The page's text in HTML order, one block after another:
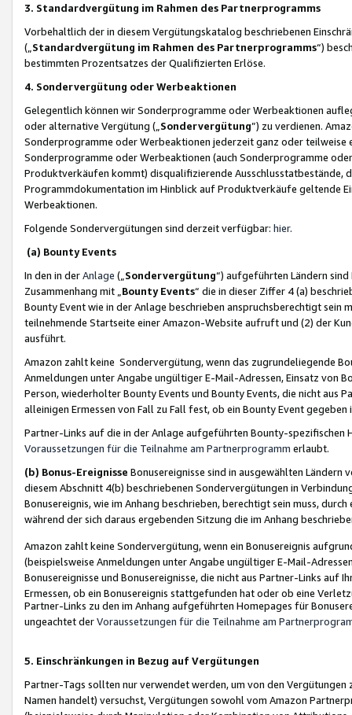
3. Standardvergütung im Rahmen des Partnerprogramms
Vorbehaltlich der in diesem Vergütungskatalog beschriebenen
(„ Standardvergütung im Rahmen des Partnerprogramms“)
bestimmten Prozentsatzes der Qualifizierten Erlöse.
4. Sondervergütung oder Werbeaktionen
Gelegentlich können wir Sonderprogramme oder Werbeaktionen
oder alternative Vergütung („ Sondervergütung”) zu verdienen.
Sonderprogramme oder Werbeaktionen jederzeit ganz oder
Sonderprogramme oder Werbeaktionen (auch Sonderprogramme
Produktverkäufen kommt) disqualifizierende Ausschlusstatbestände,
Programmdokumentation im Hinblick auf Produktverkäufe geltende
Werbeaktionen.
Folgende Sondervergütungen sind derzeit verfügbar: hier.
(a) Bounty Events
In den in derAnlage („ Sondervergütung“) aufgeführten Ländern
Zusammenhang mit „ Bounty Events“ die in dieser Ziffer 4 (a)
Bounty Event wie in der Anlage beschrieben anspruchsberechtigt sein
teilnehmende Startseite einer Amazon-Website aufruft und (2) der
ausführt.
Amazon zahlt keine Sondervergütung, wenn das zugrundeliegende
Anmeldungen unter Angabe ungültiger E-Mail-Adressen, Einsatz von
Person, wiederholter Bounty Events und Bounty Events, die nicht
alleinigen Ermessen von Fall zu Fall fest, ob ein Bounty Event
Partner-Links auf die in der Anlage aufgeführten Bounty-spezifischen
Voraussetzungen für die Teilnahme am Partnerprogramm erlaubt.
(b) Bonus-Ereignisse Bonusereignisse sind in ausgewählten Ländern
diesem Abschnitt 4(b) beschriebenen Sondervergütungen in
Bonusereignis, wie im Anhang beschrieben, berechtigt sein muss,
während der sich daraus ergebenden Sitzung die im Anhang
Amazon zahlt keine Sondervergütung, wenn ein Bonusereignis
(beispielsweise Anmeldungen unter Angabe ungültiger E-Mail-
Bonusereignisse und Bonusereignisse, die nicht aus Partner-Links auf
Ermessen, ob ein Bonusereignis stattgefunden hat oder ob eine
Partner-Links zu den im Anhang aufgeführten Homepages für
ungeachtet derVoraussetzungen für die Teilnahme am
5. Einschränkungen in Bezug auf Vergütungen
Partner-Tags sollten nur verwendet werden, um von den
Namen handelt) versuchst, Vergütungen sowohl vom Amazon